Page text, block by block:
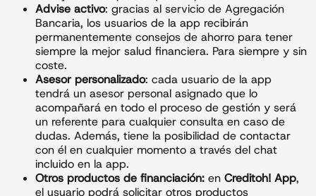
Advise activo: gracias al servicio de Agregación
Bancaria, los usuarios de la app recibirán
permanentemente consejos de ahorro para tener
siempre la mejor salud financiera. Para siempre y sin
coste.
Asesor personalizado: cada usuario de la app
tendrá un asesor personal asignado que lo
acompañará en todo el proceso de gestión y será
un referente para cualquier consulta en caso de
dudas. Además, tiene la posibilidad de contactar
con él en cualquier momento a través del chat
incluido en la app.
Otros productos de financiación: en Creditoh! App,
el usuario podrá solicitar otros productos